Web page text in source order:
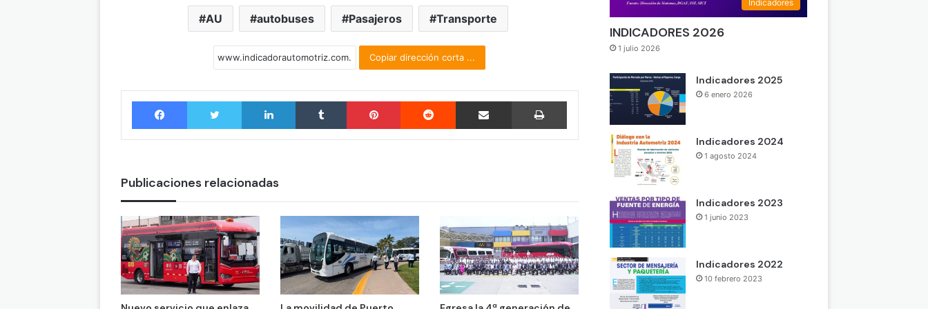
AU autobuses Pasajeros Transporte
Copiar dirección corta ...
Facebook Twitter LinkedIn Tumblr Pinterest Reddit Compartir por correo electrónico
Publicaciones relacionadas
Indicadores
INDICADORES 2026
1 julio 2026
Indicadores 2025
6 enero 2026
Indicadores 2024
1 agosto 2024
Indicadores 2023
1 junio 2023
Indicadores 2022
10 febrero 2023